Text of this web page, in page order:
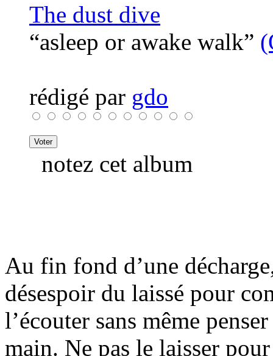
The dust dive
“asleep or awake walk”
rédigé par gdo
notez cet album
Au fin fond d’une
désespoir du laissé pour
l’écouter sans même
main. Ne pas le laisser